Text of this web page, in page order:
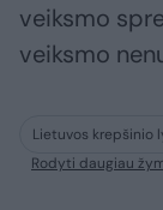
veiksmo
veiksmo
Lietuvos krepšinio
Rodyti daugiau